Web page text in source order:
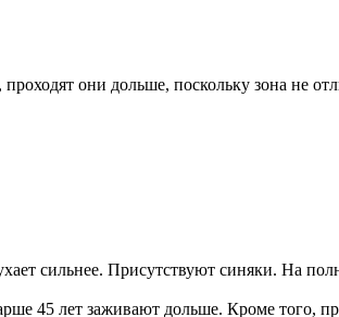
они дольше, поскольку зона не
сильнее. Присутствуют синяки. На
45 лет заживают дольше. Кроме